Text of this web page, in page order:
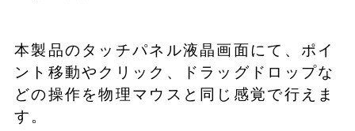
本製品のタッチパネル液晶画面にて、ポイ
ント移動やクリック、ドラッグドロップな
どの操作を物理マウスと同じ感覚で行えま
す。